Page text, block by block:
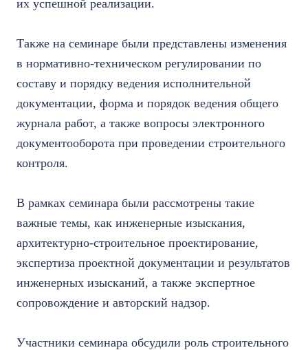
их успешной реализации.
Также на семинаре были представлены изменения
в нормативно-техническом регулировании по
составу и порядку ведения исполнительной
документации, форма и порядок ведения общего
журнала работ, а также вопросы электронного
документооборота при проведении строительного
контроля.
В рамках семинара были рассмотрены такие
важные темы, как инженерные изыскания,
архитектурно-строительное проектирование,
экспертиза проектной документации и результатов
инженерных изысканий, а также экспертное
сопровождение и авторский надзор.
Участники семинара обсудили роль строительного